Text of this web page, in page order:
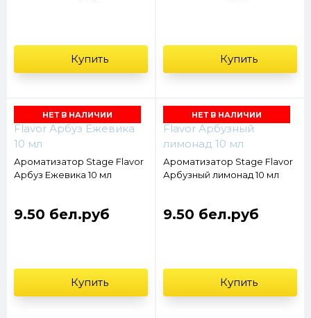
Купить Купить
НЕТ В НАЛИЧИИ
Ароматизатор Stage Flavor
Арбуз Ежевика 10 мл
9.50 бел.руб
Купить
НЕТ В НАЛИЧИИ
Ароматизатор Stage Flavor
Арбузный лимонад 10 мл
9.50 бел.руб
Купить